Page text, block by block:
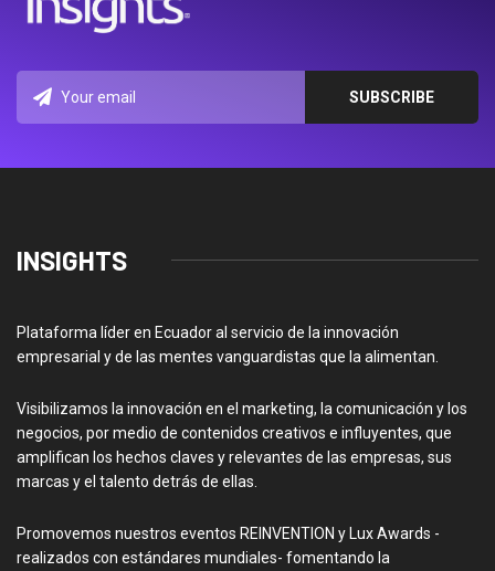
INSIGHTS
Plataforma líder en Ecuador al servicio de la innovación
empresarial y de las mentes vanguardistas que la alimentan.
Visibilizamos la innovación en el marketing, la comunicación y los
negocios, por medio de contenidos creativos e influyentes, que
amplifican los hechos claves y relevantes de las empresas, sus
marcas y el talento detrás de ellas.
Promovemos nuestros eventos REINVENTION y Lux Awards -
realizados con estándares mundiales- fomentando la